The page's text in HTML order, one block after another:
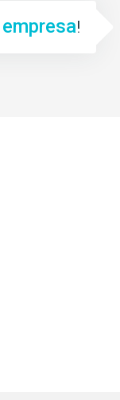
empresa!